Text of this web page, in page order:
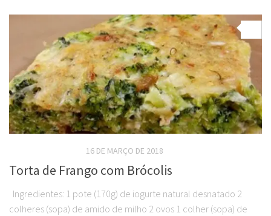
16 DE MARÇO DE 2018
Torta de Frango com Brócolis
Ingredientes: 1 pote (170g) de iogurte natural desnatado 2
colheres (sopa) de amido de milho 2 ovos 1 colher (sopa) de